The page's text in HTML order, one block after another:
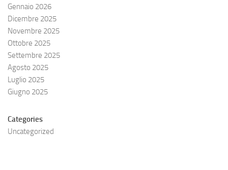
Gennaio 2026
Dicembre 2025
Novembre 2025
Ottobre 2025
Settembre 2025
Agosto 2025
Luglio 2025
Giugno 2025
Categories
Uncategorized